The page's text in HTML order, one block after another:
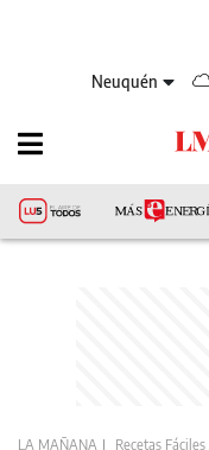
Neuquén
LA MAÑANA Recetas Fáciles